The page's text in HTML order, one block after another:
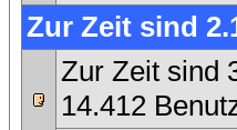
Zur Zeit sind
Zur Zeit sind
14.412